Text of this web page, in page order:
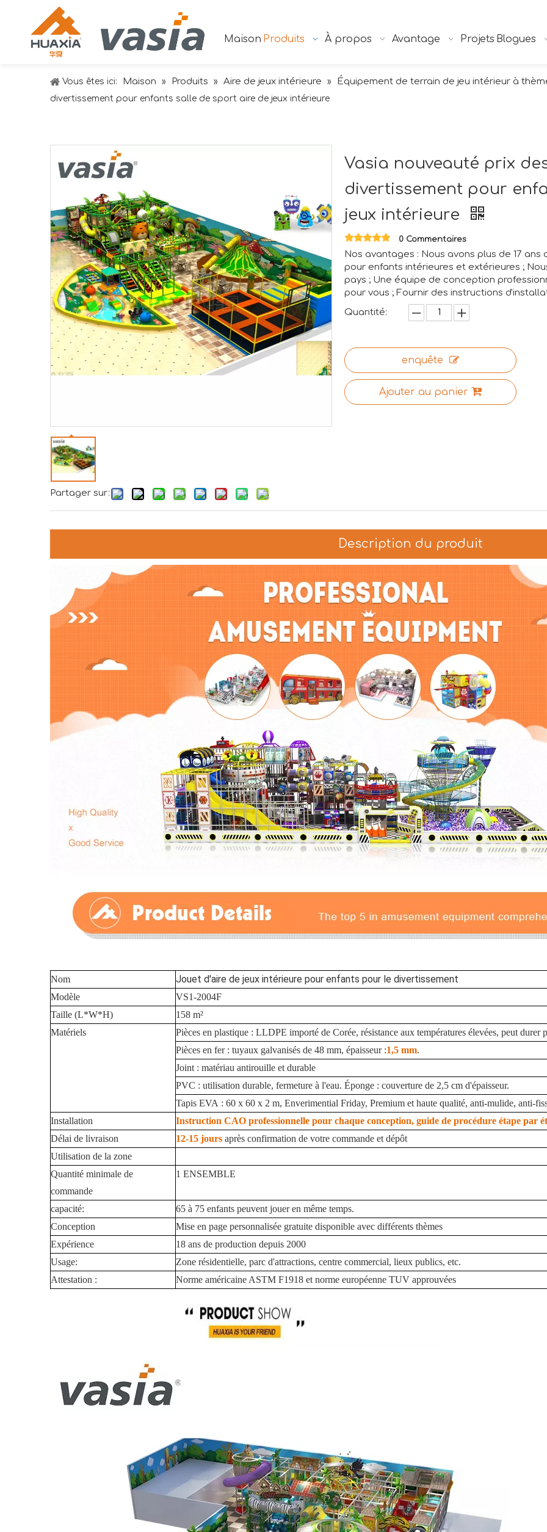
Maison Produits À propos Avantage Projets Blogues
Vous êtes ici: Maison » Produits » Aire de jeux intérieure » Équipement de terrain de jeu intérieur à
divertissement pour enfants salle de sport aire de jeux intérieure
Partager sur:
Vasia nouveauté prix
divertissement pour
jeux intérieure
0 Commentaires
Nos avantages : Nous avons plus de 17 ans
pour enfants intérieures et extérieures ;
pays ; Une équipe de conception
pour vous ; Fournir des instructions
Quantité:
enquête
Ajouter au panier
Description du produit
Nom Jouet d'aire de jeux intérieure pour enfants pour le divertissement
Modèle
VS1-2004F
Taille (L*W*H)
158 m²
Matériels
Pièces en plastique : LLDPE importé de Corée, résistance aux températures élevées, peut durer
Pièces en fer : tuyaux galvanisés de 48 mm, épaisseur :1,5 mm.
Joint : matériau antirouille et durable
PVC : utilisation durable, fermeture à l'eau. Éponge : couverture de 2,5 cm d'épaisseur.
Tapis EVA : 60 x 60 x 2 m, Enverimential Friday, Premium et haute qualité, anti-mulide, anti-
Installation
Instruction CAO professionnelle pour chaque conception, guide de procédure étape par
Délai de livraison
12-15 jours après confirmation de votre commande et dépôt
Utilisation de la zone
Quantité minimale de
commande
1 ENSEMBLE
capacité:
65 à 75 enfants peuvent jouer en même temps.
Conception
Mise en page personnalisée gratuite disponible avec différents thèmes
Expérience
18 ans de production depuis 2000
Usage:
Zone résidentielle, parc d'attractions, centre commercial, lieux publics, etc.
Attestation :
Norme américaine ASTM F1918 et norme européenne TUV approuvées